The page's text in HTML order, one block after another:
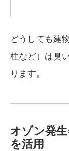
どうしても建
柱など）は臭
ります。
オゾン発
を活用